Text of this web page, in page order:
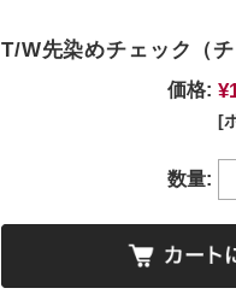
T/W先染めチェック（チ
価格:
[
数量: